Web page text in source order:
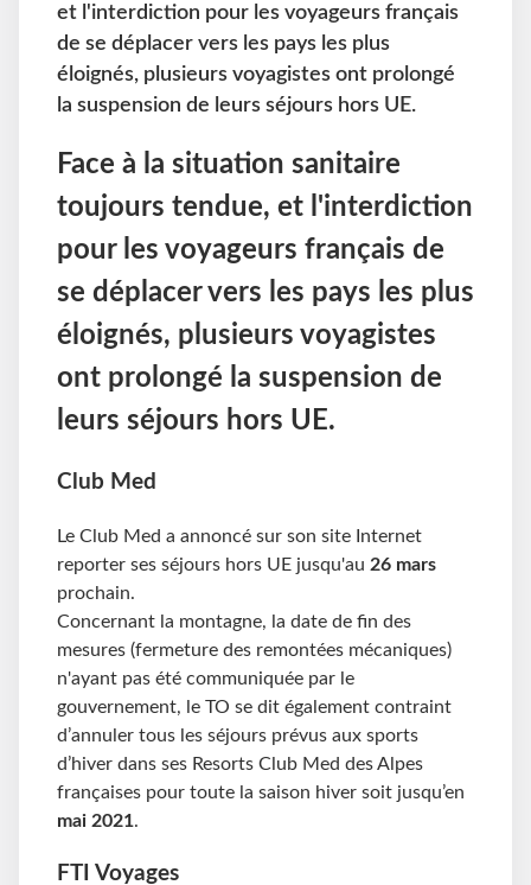
et l'interdiction pour les voyageurs français
de se déplacer vers les pays les plus
éloignés, plusieurs voyagistes ont prolongé
la suspension de leurs séjours hors UE.
Face à la situation sanitaire
toujours tendue, et l'interdiction
pour les voyageurs français de
se déplacer vers les pays les plus
éloignés, plusieurs voyagistes
ont prolongé la suspension de
leurs séjours hors UE.
Club Med
Le Club Med a annoncé sur son site Internet
reporter ses séjours hors UE jusqu'au 26 mars
prochain.
Concernant la montagne, la date de fin des
mesures (fermeture des remontées mécaniques)
n'ayant pas été communiquée par le
gouvernement, le TO se dit également contraint
d’annuler tous les séjours prévus aux sports
d’hiver dans ses Resorts Club Med des Alpes
françaises pour toute la saison hiver soit jusqu’en
mai 2021.
FTI Voyages